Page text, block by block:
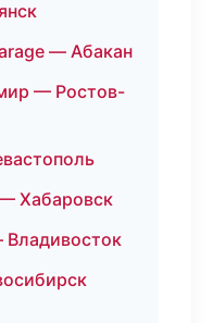
— Абакан
— Ростов-
Хабаровск